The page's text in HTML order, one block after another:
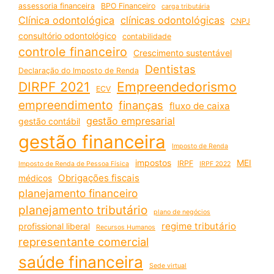
assessoria financeira
BPO Financeiro carga tributária
Clínica odontológica clínicas odontológicas CNPJ
consultório odontológico contabilidade
controle financeiro Crescimento sustentável
Declaração do Imposto de Renda Dentistas
DIRPF 2021 ECV Empreendedorismo
empreendimento finanças fluxo de caixa
gestão contábil gestão empresarial
gestão financeira Imposto de Renda
Imposto de Renda de Pessoa Física impostos IRPF IRPF 2022
MEI
médicos
Obrigações fiscais
planejamento financeiro
planejamento tributário plano de negócios
profissional liberal Recursos Humanos regime tributário
representante comercial
saúde financeira Sede virtual